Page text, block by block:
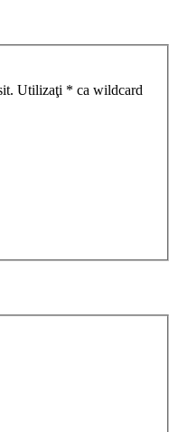
Utilizaţi * ca wildcard